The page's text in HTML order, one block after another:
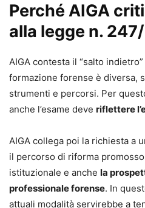
Perché AIGA
alla legge n.
AIGA contesta il “salto
formazione forense è diversa,
strumenti e percorsi. Per
anche l’esame deve riflettere
AIGA collega poi la richiesta a
il percorso di riforma promosso
istituzionale e anche la
professionale forense. In
attuali modalità servirebbe a